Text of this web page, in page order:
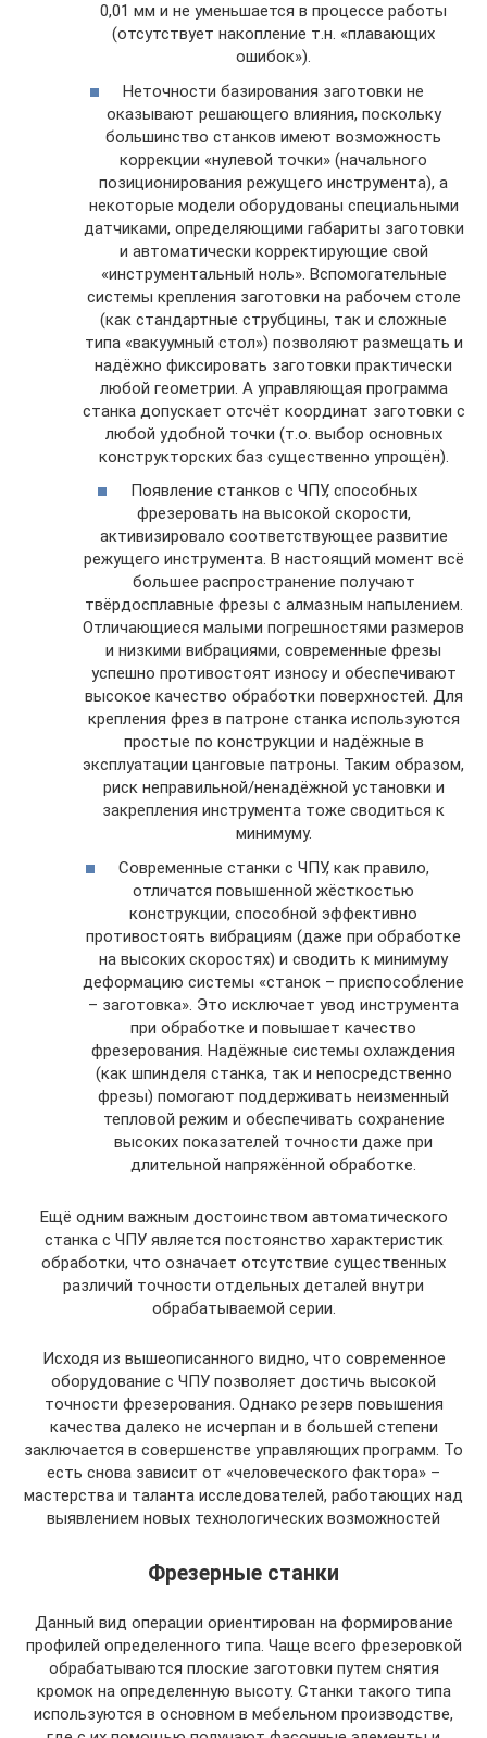
0,01 мм и не уменьшается в процессе работы
(отсутствует накопление т.н. «плавающих
ошибок»).
Неточности базирования заготовки не
оказывают решающего влияния, поскольку
большинство станков имеют возможность
коррекции «нулевой точки» (начального
позиционирования режущего инструмента), а
некоторые модели оборудованы специальными
датчиками, определяющими габариты заготовки
и автоматически корректирующие свой
«инструментальный ноль». Вспомогательные
системы крепления заготовки на рабочем столе
(как стандартные струбцины, так и сложные
типа «вакуумный стол») позволяют размещать и
надёжно фиксировать заготовки практически
любой геометрии. А управляющая программа
станка допускает отсчёт координат заготовки с
любой удобной точки (т.о. выбор основных
конструкторских баз существенно упрощён).
Появление станков с ЧПУ, способных
фрезеровать на высокой скорости,
активизировало соответствующее развитие
режущего инструмента. В настоящий момент всё
большее распространение получают
твёрдосплавные фрезы с алмазным напылением.
Отличающиеся малыми погрешностями размеров
и низкими вибрациями, современные фрезы
успешно противостоят износу и обеспечивают
высокое качество обработки поверхностей. Для
крепления фрез в патроне станка используются
простые по конструкции и надёжные в
эксплуатации цанговые патроны. Таким образом,
риск неправильной/ненадёжной установки и
закрепления инструмента тоже сводиться к
минимуму.
Современные станки с ЧПУ, как правило,
отличатся повышенной жёсткостью
конструкции, способной эффективно
противостоять вибрациям (даже при обработке
на высоких скоростях) и сводить к минимуму
деформацию системы «станок – приспособление
– заготовка». Это исключает увод инструмента
при обработке и повышает качество
фрезерования. Надёжные системы охлаждения
(как шпинделя станка, так и непосредственно
фрезы) помогают поддерживать неизменный
тепловой режим и обеспечивать сохранение
высоких показателей точности даже при
длительной напряжённой обработке.
Ещё одним важным достоинством автоматического
станка с ЧПУ является постоянство характеристик
обработки, что означает отсутствие существенных
различий точности отдельных деталей внутри
обрабатываемой серии.
Исходя из вышеописанного видно, что современное
оборудование с ЧПУ позволяет достичь высокой
точности фрезерования. Однако резерв повышения
качества далеко не исчерпан и в большей степени
заключается в совершенстве управляющих программ. То
есть снова зависит от «человеческого фактора» –
мастерства и таланта исследователей, работающих над
выявлением новых технологических возможностей
Фрезерные станки
Данный вид операции ориентирован на формирование
профилей определенного типа. Чаще всего фрезеровкой
обрабатываются плоские заготовки путем снятия
кромок на определенную высоту. Станки такого типа
используются в основном в мебельном производстве,